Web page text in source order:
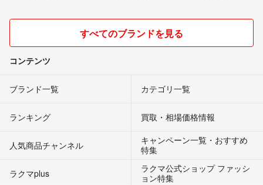
すべてのブランドを見る
コンテンツ
ブランド一覧 カテゴリ一覧
ランキング 買取・相場価格情報
人気商品チャンネル
キャンペーン一覧・おすすめ
特集
ラクマplus
ラクマ公式ショップ ファッシ
ョン特集